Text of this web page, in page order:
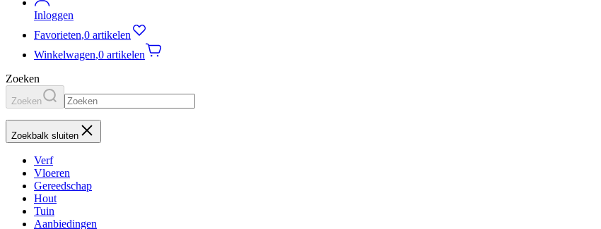
Inloggen
Favorieten,0 artikelen
Winkelwagen,0 artikelen
Zoeken
Zoeken
Zoekbalk sluiten
Verf
Vloeren
Gereedschap
Hout
Tuin
Aanbiedingen